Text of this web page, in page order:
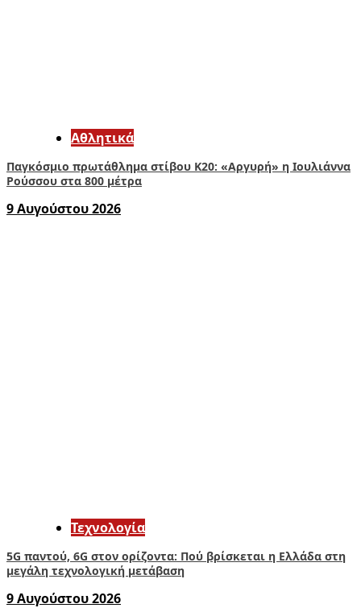
Αθλητικά
Παγκόσμιο πρωτάθλημα στίβου Κ20: «Αργυρή» η Ιουλιάννα
Ρούσσου στα 800 μέτρα
9 Αυγούστου 2026
Τεχνολογία
5G παντού, 6G στον ορίζοντα: Πού βρίσκεται η Ελλάδα στη
μεγάλη τεχνολογική μετάβαση
9 Αυγούστου 2026